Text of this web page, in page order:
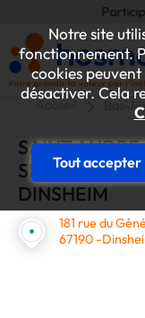
Notre site
fonctionnement.
cookies peuvent
désactiver. Cela
Tout accepter
Accueil Bas-
SAINT ANDRE
SITE DE
DINSHEIM
181 rue du
67190 -